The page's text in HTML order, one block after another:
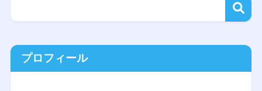
プロフィール